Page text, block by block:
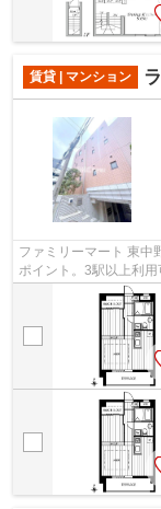
賃貸 | マンション
ファミリーマート 東中
ポイント。3駅以上利
内にごみ置き場があり